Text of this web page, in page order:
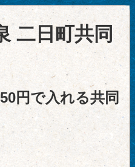
二日町共同
円で入れる共同